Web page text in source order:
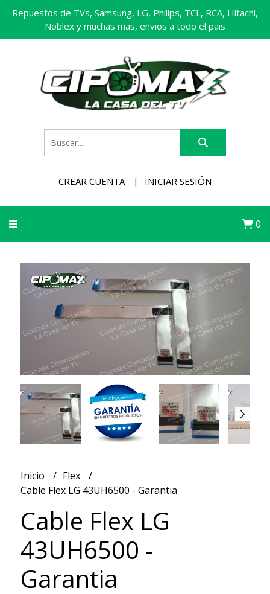
Repuestos de TVs, Samsung, LG, Philips, TCL, RCA, Hitachi,
Noblex y muchas mas, envios a todo el pais
CREAR CUENTA INICIAR SESIÓN
0
Inicio
Flex
Cable Flex LG 43UH6500 - Garantia
Cable Flex LG
43UH6500 -
Garantia